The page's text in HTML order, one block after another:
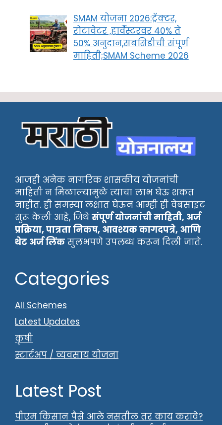
SMAM योजना 2026:ट्रॅक्टर,
रोटावेटर ,हार्वेस्टरवर 40% ते
50% अनुदान,सबसिडीची संपूर्ण
माहिती;SMAM Scheme 2026
आजही अनेक नागरिक शासकीय योजनांची
माहिती न मिळाल्यामुळे त्याचा लाभ घेऊ शकत
नाहीत. ही समस्या लक्षात घेऊन आम्ही ही वेबसाइट
सुरू केली आहे, जिथेसंपूर्ण योजनांची माहिती, अर्ज
प्रक्रिया, पात्रता निकष, आवश्यक कागदपत्रे, आणि
थेट अर्ज लिंक सुलभपणे उपलब्ध करून दिली जाते.
Categories
All Schemes
Latest Updates
कृषी
स्टार्टअप / व्यवसाय योजना
Latest Post
पीएम किसान पैसे आले नसतील तर काय करावे?